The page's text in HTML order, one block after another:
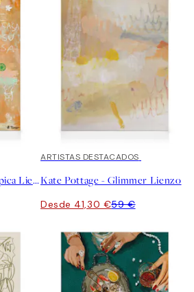
Britney Turner - La Tropica Lienzo
30%*
ARTISTAS DESTACADOS
Kate Pottage - Glimmer Lienzo
Desde 41,30 €59 €